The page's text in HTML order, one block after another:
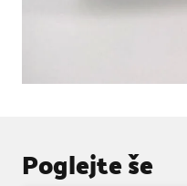
Poglejte še